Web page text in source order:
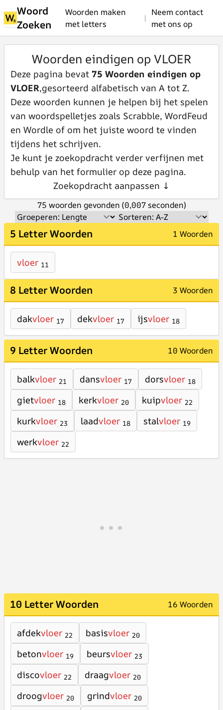
Woord
Zoeken
Woorden maken
met letters
|
Neem contact
met ons op
Woorden eindigen op VLOER
Deze pagina bevat 75 Woorden eindigen op
VLOER,gesorteerd alfabetisch van A tot Z.
Deze woorden kunnen je helpen bij het spelen
van woordspelletjes zoals Scrabble, WordFeud
en Wordle of om het juiste woord te vinden
tijdens het schrijven.
Je kunt je zoekopdracht verder verfijnen met
behulp van het formulier op deze pagina.
Zoekopdracht aanpassen ↓
75 woorden gevonden (0,007 seconden)
5 Letter Woorden 1 Woorden
vloer 11
8 Letter Woorden 3 Woorden
dakvloer 17 dekvloer 17 ijsvloer 18
9 Letter Woorden 10 Woorden
balkvloer 21 dansvloer 17 dorsvloer 18
gietvloer 18 kerkvloer 20 kuipvloer 22
kurkvloer 23 laadvloer 18 stalvloer 19
werkvloer 22
10 Letter Woorden 16 Woorden
afdekvloer 22 basisvloer 20
betonvloer 19 beursvloer 23
discovloer 22 draagvloer 20
droogvloer 20 grindvloer 20